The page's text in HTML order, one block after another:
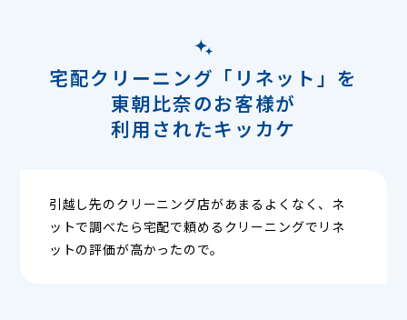
宅配クリーニング「リネット」を
東朝比奈のお客様が
利用されたキッカケ
引越し先のクリーニング店があまるよくなく、ネ
ットで調べたら宅配で頼めるクリーニングでリネ
ットの評価が高かったので。